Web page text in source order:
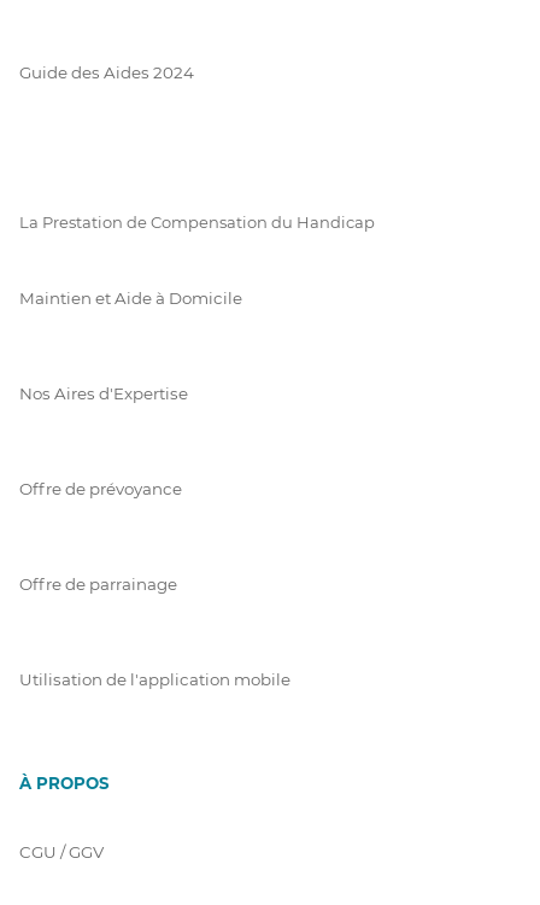
Guide des Aides 2024
La Prestation de Compensation du Handicap
Maintien et Aide à Domicile
Nos Aires d'Expertise
Offre de prévoyance
Offre de parrainage
Utilisation de l'application mobile
À PROPOS
CGU / GGV